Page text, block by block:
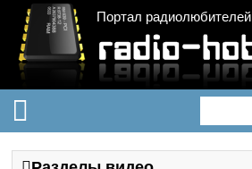
Портал радиолюбителей